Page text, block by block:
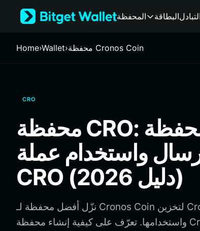
Русский
Español (Latinoamérica)
Deutsch
简体中文
繁體中文
Português (Portugal)
Bahasa Indonesia
Español
Português (Brasil)
Español (Argentina)
المحفظة البطاقةالتبادل
Home›Wallet› محفظة Cronos Coin
CRO
محفظة CRO: أفضل محفظة
واستخدام عملة
CRO (دليل 2026)
نزّل أفضل محفظة لـ Cronos Coin لتخزين Cronos Coin وإرسالها
واستخدامها. تعرّف على كيفية إنشاء محفظة Cronos Coin والوصول إلى